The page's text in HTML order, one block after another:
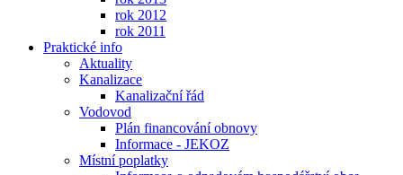
rok 2012
rok 2011
Praktické info
Aktuality
Kanalizace
Kanalizační řád
Vodovod
Plán financování obnovy
Informace - JEKOZ
Místní poplatky